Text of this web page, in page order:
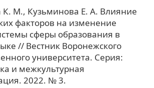
М., Кузьминова Е. А. Влияние
факторов на изменение
сферы образования в
// Вестник Воронежского
университета. Серия:
и межкультурная
2022. № 3.